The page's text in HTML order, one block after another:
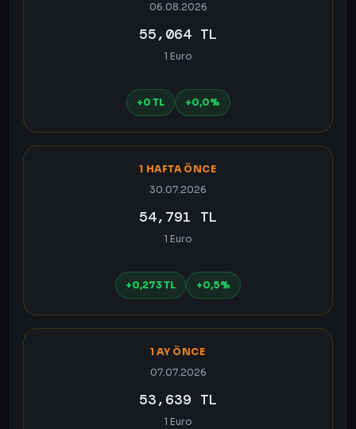
06.08.2026
55,064 TL
1 Euro
+0 TL +0,0%
1 HAFTA ÖNCE
30.07.2026
54,791 TL
1 Euro
+0,273 TL +0,5%
1 AY ÖNCE
07.07.2026
53,639 TL
1 Euro